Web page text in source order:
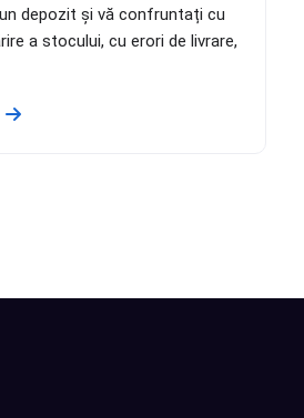
depozit și vă confruntați cu
a stocului, cu erori de livrare,